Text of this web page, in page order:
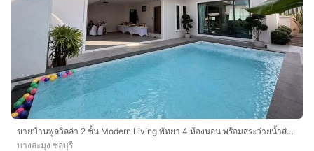
ขายบ้านพูลวิลล่า 2 ชั้น Modern Living พัทยา 4 ห้องนอน พร้อมสระว่ายน้ำส่วนตัว ทำเลทุ่งกลม-ตาลหมัน
บางละมุง ชลบุรี